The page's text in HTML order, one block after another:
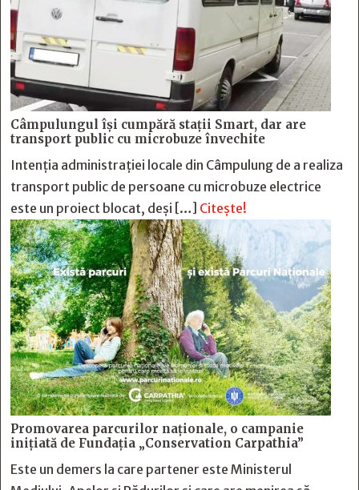
Câmpulungul îşi cumpără staţii Smart, dar are
transport public cu microbuze învechite
Intenția administrației locale din Câmpulung de a realiza
transport public de persoane cu microbuze electrice
este un proiect blocat, deși […] Citește!
Promovarea parcurilor naționale, o campanie
inițiată de Fundația „Conservation Carpathia”
Este un demers la care partener este Ministerul